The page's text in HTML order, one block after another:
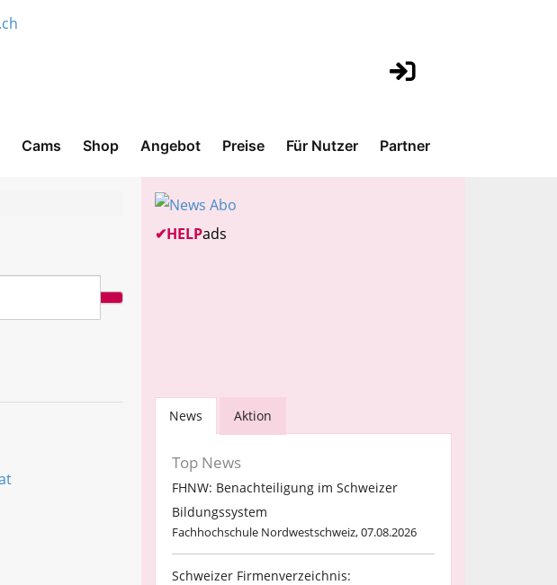
Cams Shop Angebot Preise Für Nutzer Partner
✔HELPads
News Aktion
Top News
FHNW: Benachteiligung im Schweizer
Bildungssystem
Fachhochschule Nordwestschweiz, 07.08.2026
Schweizer Firmenverzeichnis: